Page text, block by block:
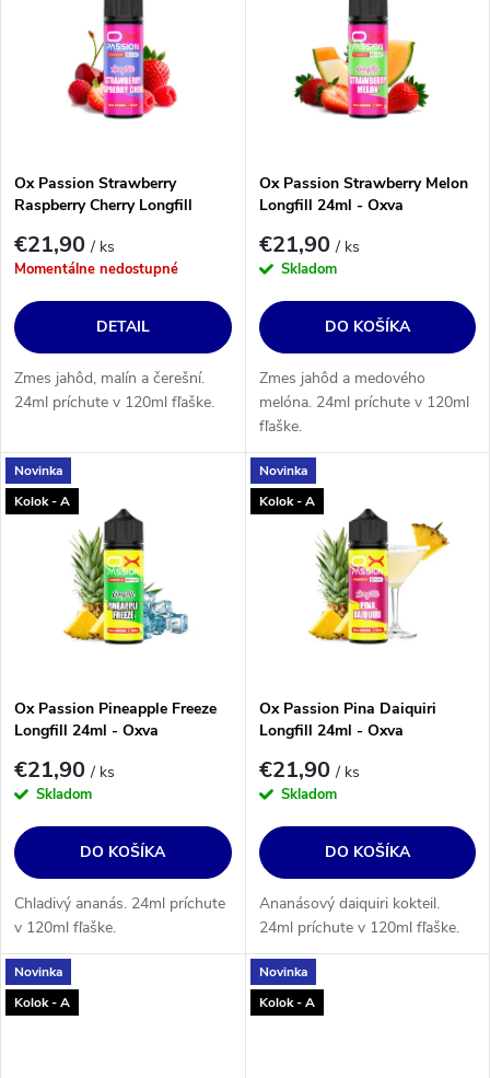
o
d
u
k
t
o
v
Abecedne
o
d
u
k
t
o
v
Ox Passion Strawberry
Raspberry Cherry Longfill
€21,90/ ks
Momentálne nedostupné
DETAIL
Zmes jahôd, malín a čerešní.
24ml príchute v 120ml fľaške.
Ox Passion Strawberry Melon
Longfill 24ml - Oxva
€21,90/ ks
Skladom
DO KOŠÍKA
Zmes jahôd a medového
melóna. 24ml príchute v 120ml
fľaške.
Novinka
Kolok - A
Ox Passion Pineapple Freeze
Longfill 24ml - Oxva
€21,90/ ks
Skladom
DO KOŠÍKA
Chladivý ananás. 24ml príchute
v 120ml fľaške.
Novinka
Kolok - A
Ox Passion Pina Daiquiri
Longfill 24ml - Oxva
€21,90/ ks
Skladom
DO KOŠÍKA
Ananásový daiquiri kokteil.
24ml príchute v 120ml fľaške.
Novinka
Kolok - A
Novinka
Kolok - A